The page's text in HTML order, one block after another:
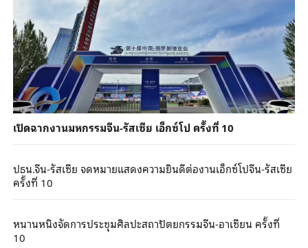
เปิดฉากงานมหกรรมจีน-รัสเซีย เอ็กซ์โป ครั้งที่ 10
ปธน.จีน-รัสเซีย จดหมายแสดงความยินดีต่องานเอ็กซ์โปจีน-รัสเซีย
ครั้งที่ 10
หนานหนิงจัดการประชุมศิลปะสถาปัตยกรรมจีน-อาเซียน ครั้งที่
10